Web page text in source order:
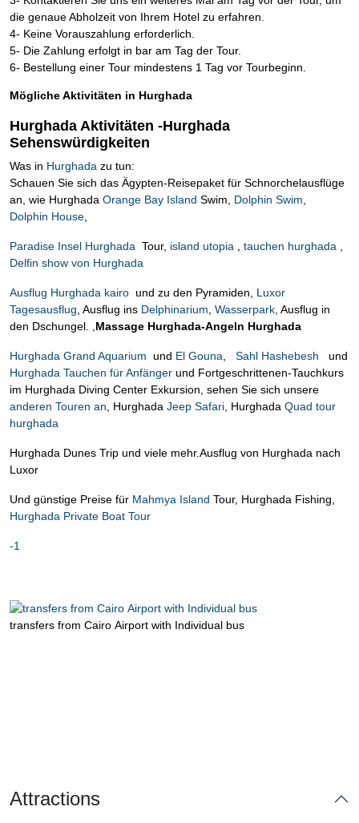
die genaue Abholzeit von Ihrem Hotel zu erfahren
4- Keine Vorauszahlung erforderlich.
5- Die Zahlung erfolgt in bar am Tag der Tour.
6- Bestellung einer Tour mindestens 1 Tag vor Tourbeginn.
Mögliche Aktivitäten in Hurghada
Hurghada Aktivitäten -Hurghada
Sehenswürdigkeiten
Was in Hurghada zu tun:
Schauen Sie sich das Ägypten-Reisepaket für Schnorchelausflüge
an, wie Hurghada Orange Bay Island Swim, Dolphin Swim
Dolphin House
Paradise Insel Hurghada Tour, island utopia tauchen hurghada
Delfin show von Hurghada
Ausflug Hurghada kairo und zu den Pyramiden, Luxor
Tagesausflug , Ausflug ins Delphinarium Wasserpark , Ausflug in
den Dschungel. , Massage Hurghada-Angeln Hurghada
Hurghada Grand Aquarium und El Gouna Sahl Hashebesh und
Hurghada Tauchen für Anfänger und Fortgeschrittenen-Tauchkurs
im Hurghada Diving Center Exkursion, sehen Sie sich unsere
anderen Touren an , Hurghada Jeep Safari , Hurghada Quad tour
hurghada
Hurghada Dunes Trip und viele mehr.Ausflug von Hurghada nach
Luxor
Und günstige Preise für Mahmya Island Tour, Hurghada Fishing,
Hurghada Private Boat Tour
-1
transfers from Cairo Airport with Individual bus
Attractions